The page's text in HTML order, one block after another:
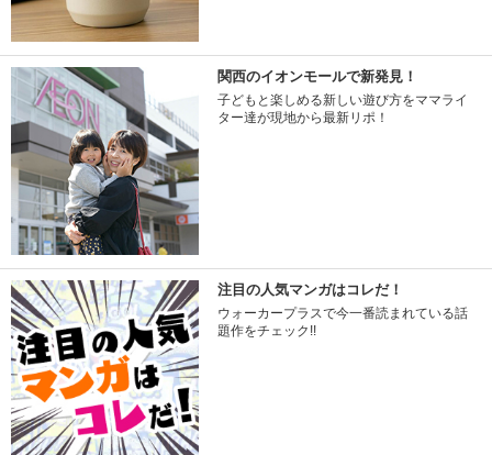
関西のイオンモールで新発見！
子どもと楽しめる新しい遊び方をママライ
ター達が現地から最新リポ！
注目の人気マンガはコレだ！
ウォーカープラスで今一番読まれている話
題作をチェック!!